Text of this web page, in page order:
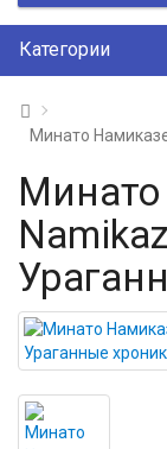
Категории
Минато